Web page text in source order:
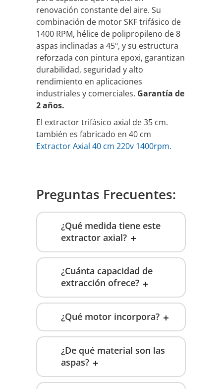
renovación constante del aire. Su
combinación de motor SKF trifásico de
1400 RPM, hélice de polipropileno de 8
aspas inclinadas a 45º, y su estructura
reforzada con pintura epoxi, garantizan
durabilidad, seguridad y alto
rendimiento en aplicaciones
industriales y comerciales. Garantía de
2 años.
El extractor trifásico axial de 35 cm.
también es fabricado en 40 cm
Extractor Axial 40 cm 220v 1400rpm.
Preguntas Frecuentes:
¿Qué medida tiene este
extractor axial?
¿Cuánta capacidad de
extracción ofrece?
¿Qué motor incorpora?
¿De qué material son las
aspas?